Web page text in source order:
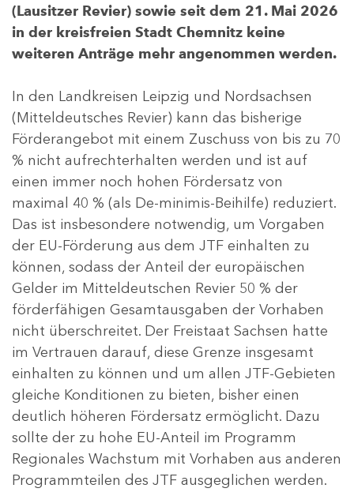
(Lausitzer Revier) sowie seit dem 21. Mai 2026
in der kreisfreien Stadt Chemnitz keine
weiteren Anträge mehr angenommen werden.
In den Landkreisen Leipzig und Nordsachsen
(Mitteldeutsches Revier) kann das bisherige
Förderangebot mit einem Zuschuss von bis zu 70
% nicht aufrechterhalten werden und ist auf
einen immer noch hohen Fördersatz von
maximal 40 % (als De-minimis-Beihilfe) reduziert.
Das ist insbesondere notwendig, um Vorgaben
der EU-Förderung aus dem JTF einhalten zu
können, sodass der Anteil der europäischen
Gelder im Mitteldeutschen Revier 50 % der
förderfähigen Gesamtausgaben der Vorhaben
nicht überschreitet. Der Freistaat Sachsen hatte
im Vertrauen darauf, diese Grenze insgesamt
einhalten zu können und um allen JTF-Gebieten
gleiche Konditionen zu bieten, bisher einen
deutlich höheren Fördersatz ermöglicht. Dazu
sollte der zu hohe EU-Anteil im Programm
Regionales Wachstum mit Vorhaben aus anderen
Programmteilen des JTF ausgeglichen werden.